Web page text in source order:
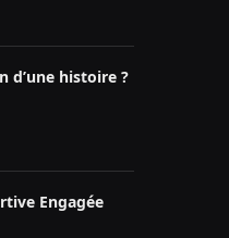
d’une histoire ?
Engagée